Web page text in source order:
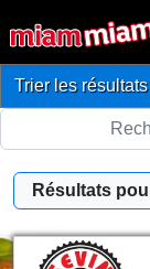
Résultats